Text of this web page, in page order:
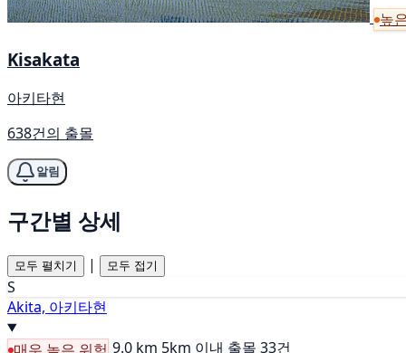
높
Kisakata
아키타현
638건의 출몰
알림
구간별 상세
모두 펼치기 | 모두 접기
S
Akita, 아키타현
9.0 km 5km 이내 출몰 33건